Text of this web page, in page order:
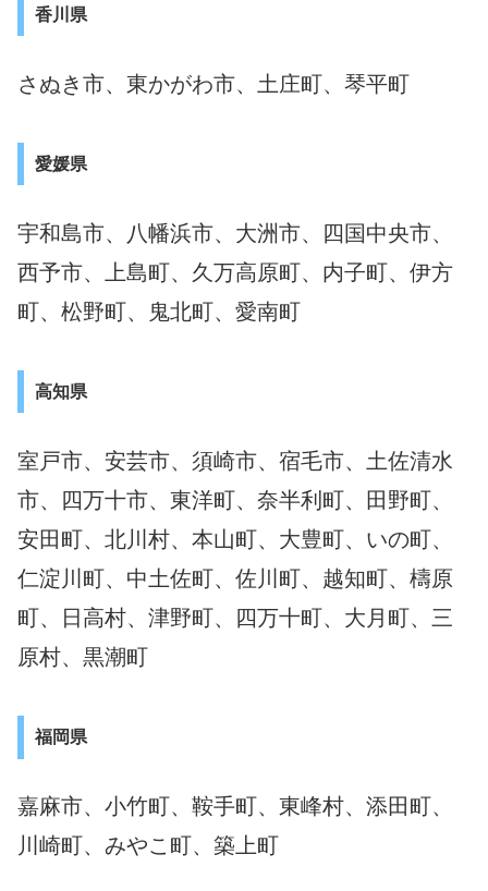
香川県
さぬき市、東かがわ市、土庄町、琴平町
愛媛県
宇和島市、八幡浜市、大洲市、四国中央市、
西予市、上島町、久万高原町、内子町、伊方
町、松野町、鬼北町、愛南町
高知県
室戸市、安芸市、須崎市、宿毛市、土佐清水
市、四万十市、東洋町、奈半利町、田野町、
安田町、北川村、本山町、大豊町、いの町、
仁淀川町、中土佐町、佐川町、越知町、檮原
町、日高村、津野町、四万十町、大月町、三
原村、黒潮町
福岡県
嘉麻市、小竹町、鞍手町、東峰村、添田町、
川崎町、みやこ町、築上町